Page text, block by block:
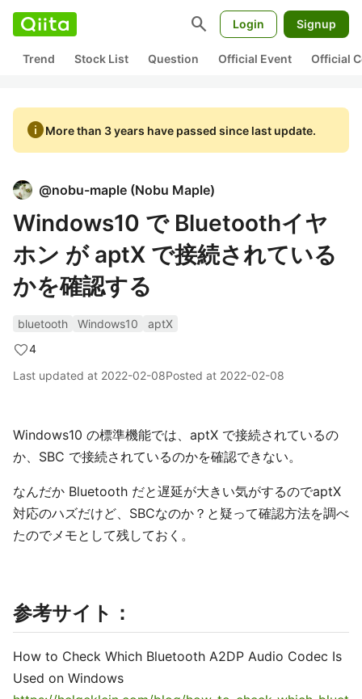
search Login Signup
Trend Stock List Question Official Event Official
infoMore than 3 years have passed since last update.
@nobu-maple (Nobu Maple)
Windows10 で Bluetoothイヤ
ホン が aptX で接続されている
かを確認する
bluetooth Windows10
aptX
4
Last updated at 2022-02-08Posted at 2022-02-08
Windows10 の標準機能では、aptX で接続されているの
か、SBC で接続されているのかを確認できない。
なんだか Bluetooth だと遅延が大きい気がするのでaptX
対応のハズだけど、SBCなのか？と疑って確認方法を調べ
たのでメモとして残しておく。
参考サイト：
How to Check Which Bluetooth A2DP Audio Codec Is
Used on Windows